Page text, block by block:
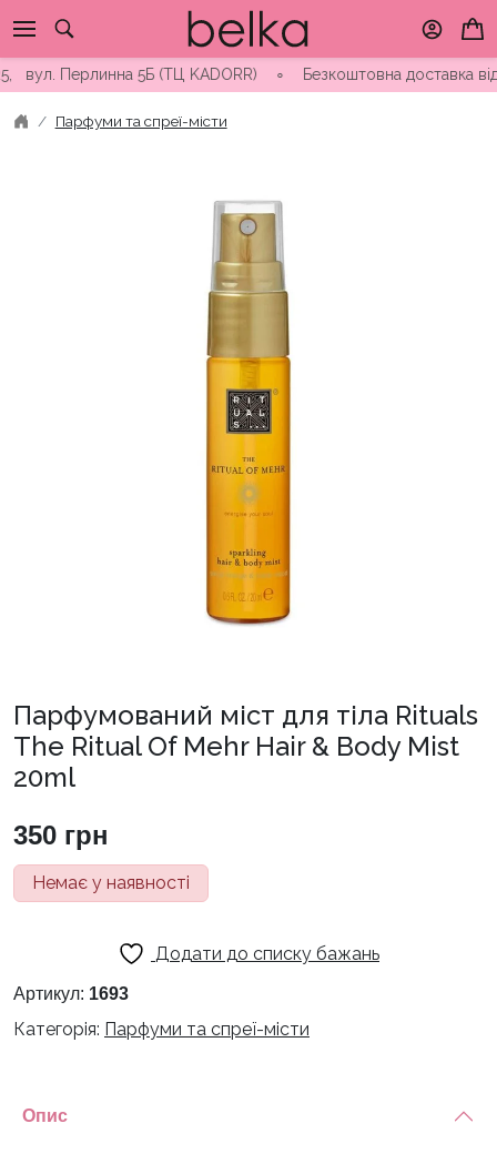
to
contentПерлинна 5Б (ТЦ KADORR) ∘ Безкоштовна доставка від
Парфуми та спреї-місти
Парфумований міст для тіла Rituals
The Ritual Of Mehr Hair & Body Mist
20ml
350 грн
Немає у наявності
Додати до списку бажань
Артикул: 1693
Категорія: Парфуми та спреї-місти
Опис